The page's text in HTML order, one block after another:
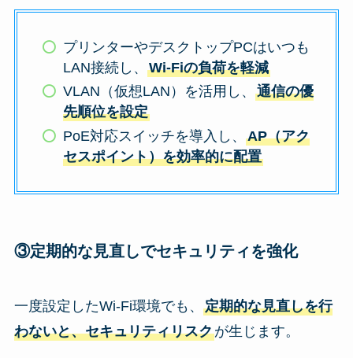
プリンターやデスクトップPCはいつも
LAN接続し、Wi-Fiの負荷を軽減
VLAN（仮想LAN）を活用し、通信の優
先順位を設定
PoE対応スイッチを導入し、AP（アク
セスポイント）を効率的に配置
③定期的な見直しでセキュリティを強化
一度設定したWi-Fi環境でも、 定期的な見直しを行
わないと、セキュリティリスクが生じます。